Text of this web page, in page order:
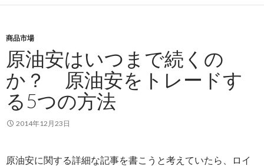
商品市場
原油安はいつまで続くの
か？ 原油安をトレードす
る5つの方法
2014年12月23日
原油安に関する詳細な記事を書こうと考えていたら、ロイ